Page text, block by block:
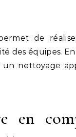
de
des équipes. En
nettoyage
en